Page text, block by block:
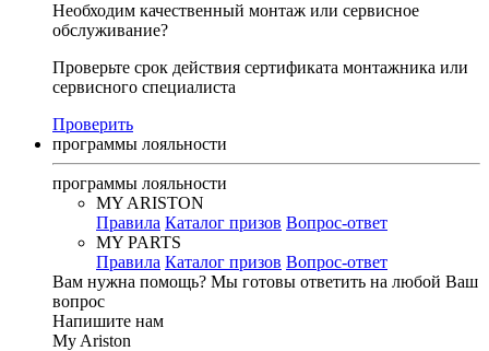
Необходим качественный монтаж или сервисное
обслуживание?
Проверьте срок действия сертификата монтажника или
сервисного специалиста
Проверить
программы лояльности
программы лояльности
MY ARISTON
Правила Каталог призов Вопрос-ответ
MY PARTS
Правила Каталог призов Вопрос-ответ
Вам нужна помощь? Мы готовы ответить на любой Ваш
вопрос
Напишите нам
My Ariston